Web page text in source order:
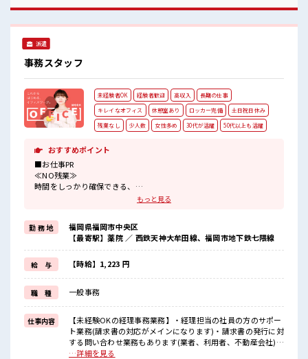
よ！ ≪完全週休二日制≫ 週末は家族や友人と一緒にプライベ
ート満喫！ ≪ヘアカラーOKで自由な雰囲気の職場≫ 明るす
UP目指していきましょう！ ■職場の雰囲気 女性多めで休み時
間は女子トークがあふれる職場です！ もちろん男性の応募も
OKですよ！ 明るすぎたり奇抜過ぎなければヘアカラーOK！
派遣
事務スタッフ
未経験者OK 経験者歓迎 高収入
長期の仕事
キレイなオフィス
休憩室あり ロッカー完備
土日祝日休み
残業なし
少人数 女性多め 30代が活躍 50代以上も活躍
おすすめポイント
■お仕事PR
≪NO残業≫
時間をしっかり確保できる、
≪女性も活躍できる職場≫
もちろん男性の応募も歓迎です！
≪完全週休二日制≫
週末は家族や友人と一緒にプライベート満喫！
≪初めての仕事だけど自分にもできそう≫
新しいことにチャレンジするのは不安だけど、
しっかり働く環境が整っています！
イチからスキルUP・ステップUP目指していきましょう！
≪自分に合った期間で働ける≫
福利厚生が整った派遣のお仕事です！
■職場の雰囲気
女性も活躍しやすい雰囲気の職場です！
もっと見る
勤 務 地
福岡県福岡市中央区
【最寄駅】薬院 ／ 西鉄天神大牟田線、福岡市地下鉄七隈線
給 与 【時給】1,223 円
職 種 一般事務
仕事内容
【未経験OKの経理事務業務】・経理担当の社員の方のサポー
ト業務(請求書の対応がメインになります)・請求書の発行に対
する問い合わせ業務もあります(業者、利用者、不動産会社)等
からの問い合わせ対応です ■お仕事PR ≪NO残業≫ 時間をし
…詳細を見る